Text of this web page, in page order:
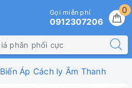
0
Gọi miễn phí
0912307206
Biến Áp Cách ly Âm Thanh